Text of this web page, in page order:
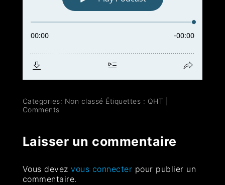
Categories: Non classé Étiquettes : QHT
Comments
Laisser un commentaire
Vous devezvous connecter pour publier un
commentaire.